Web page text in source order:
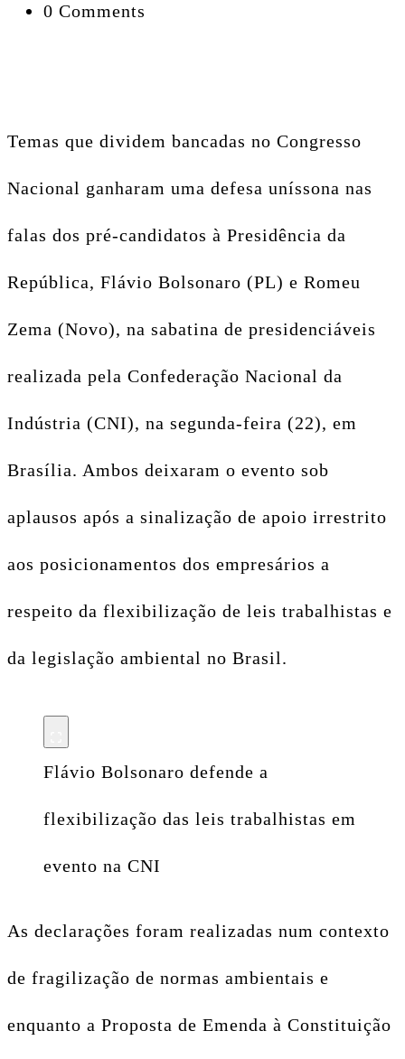
0 Comments
Temas que dividem bancadas no Congresso
Nacional ganharam uma defesa uníssona nas
falas dos pré-candidatos à Presidência da
República, Flávio Bolsonaro (PL) e Romeu
Zema (Novo), na sabatina de presidenciáveis
realizada pela Confederação Nacional da
Indústria (CNI), na segunda-feira (22), em
Brasília. Ambos deixaram o evento sob
aplausos após a sinalização de apoio irrestrito
aos posicionamentos dos empresários a
respeito da flexibilização de leis trabalhistas e
da legislação ambiental no Brasil.
Flávio Bolsonaro defende a
flexibilização das leis trabalhistas em
evento na CNI
As declarações foram realizadas num contexto
de fragilização de normas ambientais e
enquanto a Proposta de Emenda à Constituição